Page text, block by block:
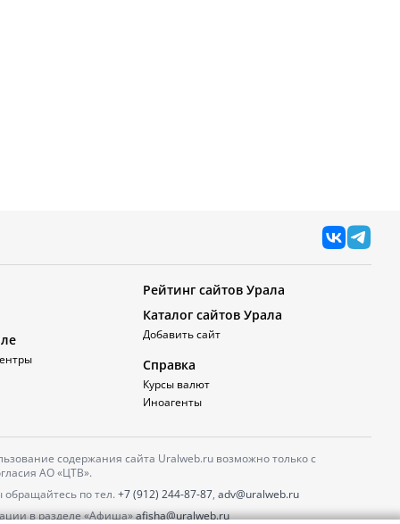
Рейтинг сайтов Урала
Каталог сайтов Урала
Добавить сайт
Справка
Курсы валют
Иноагенты
содержания сайта Uralweb.ru возможно только с
АО «ЦТВ».
по тел. +7 (912) 244-87-87, adv@uralweb.ru
в разделе «Афиша»afisha@uralweb.ru